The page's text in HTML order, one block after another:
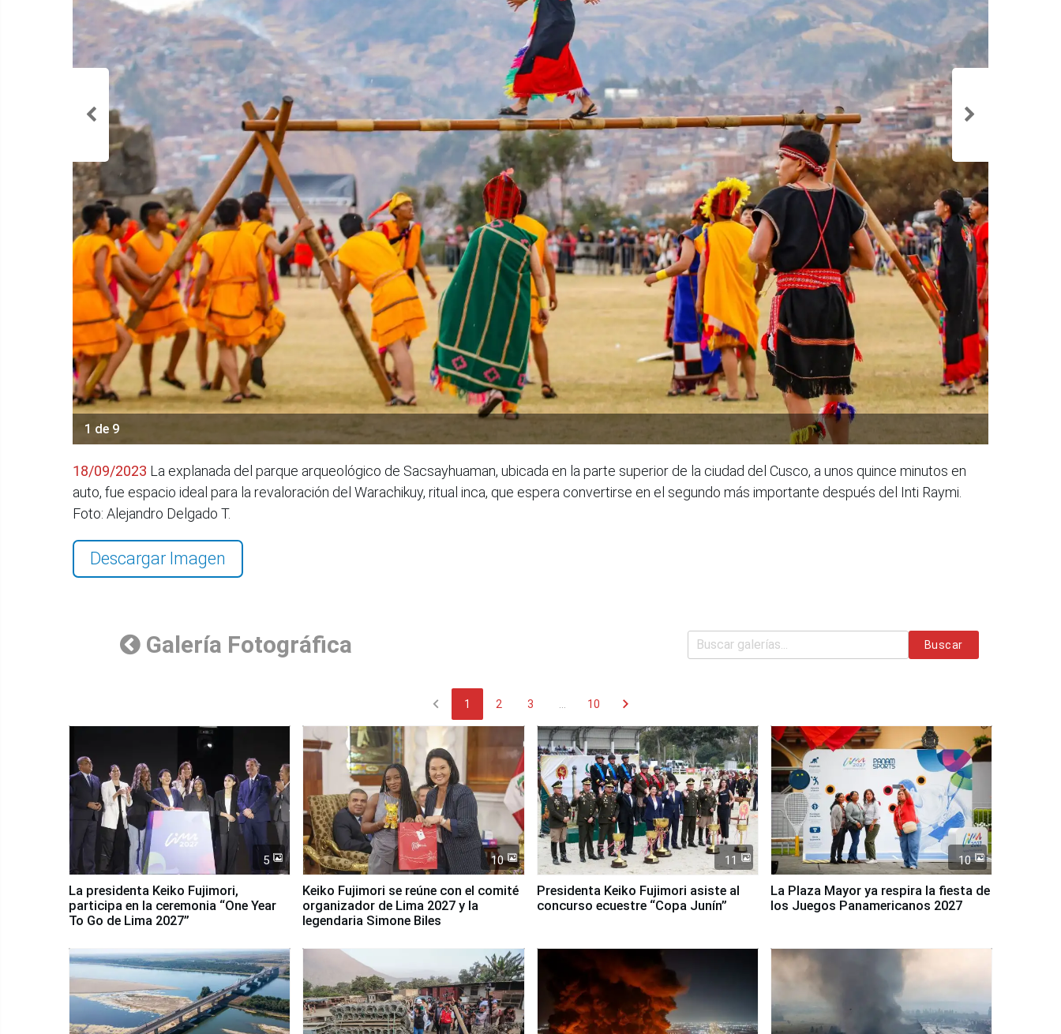
1 de 9
18/09/2023 La explanada del parque arqueológico de Sacsayhuaman, ubicada en la parte superior de la ciudad del Cusco, a unos quince minutos en
auto, fue espacio ideal para la revaloración del Warachikuy, ritual inca, que espera convertirse en el segundo más importante después del Inti Raymi.
Foto: Alejandro Delgado T.
Descargar Imagen
Galería Fotográfica Buscar
chevron_left 1 2 3 10 chevron_right
5
La presidenta Keiko Fujimori,
participa en la ceremonia “One Year
To Go de Lima 2027”
10
Keiko Fujimori se reúne con el comité
organizador de Lima 2027 y la
legendaria Simone Biles
11
Presidenta Keiko Fujimori asiste al
concurso ecuestre “Copa Junín”
10
La Plaza Mayor ya respira la fiesta de
los Juegos Panamericanos 2027